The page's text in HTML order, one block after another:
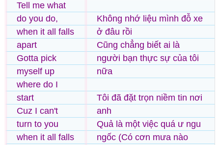
Tell me what
do you do,
when it all falls
apart
Gotta pick
myself up
where do I
start
Cuz I can't
turn to you
when it all falls
Không nhớ liệu mình đỗ xe
ở đâu rồi
Cũng chẳng biết ai là
người bạn thực sự của tôi
nữa
Tôi đã đặt trọn niềm tin nơi
anh
Quả là một việc quá ư ngu
ngốc (Có cơn mưa nào